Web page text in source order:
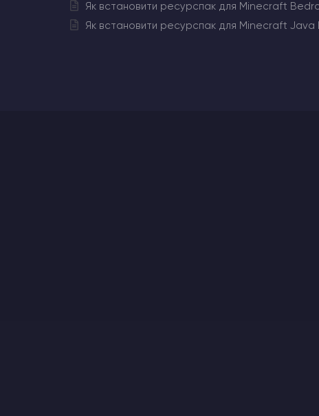
Як встановити ресурспак для Minecraft
Як встановити ресурспак для Minecraft Java